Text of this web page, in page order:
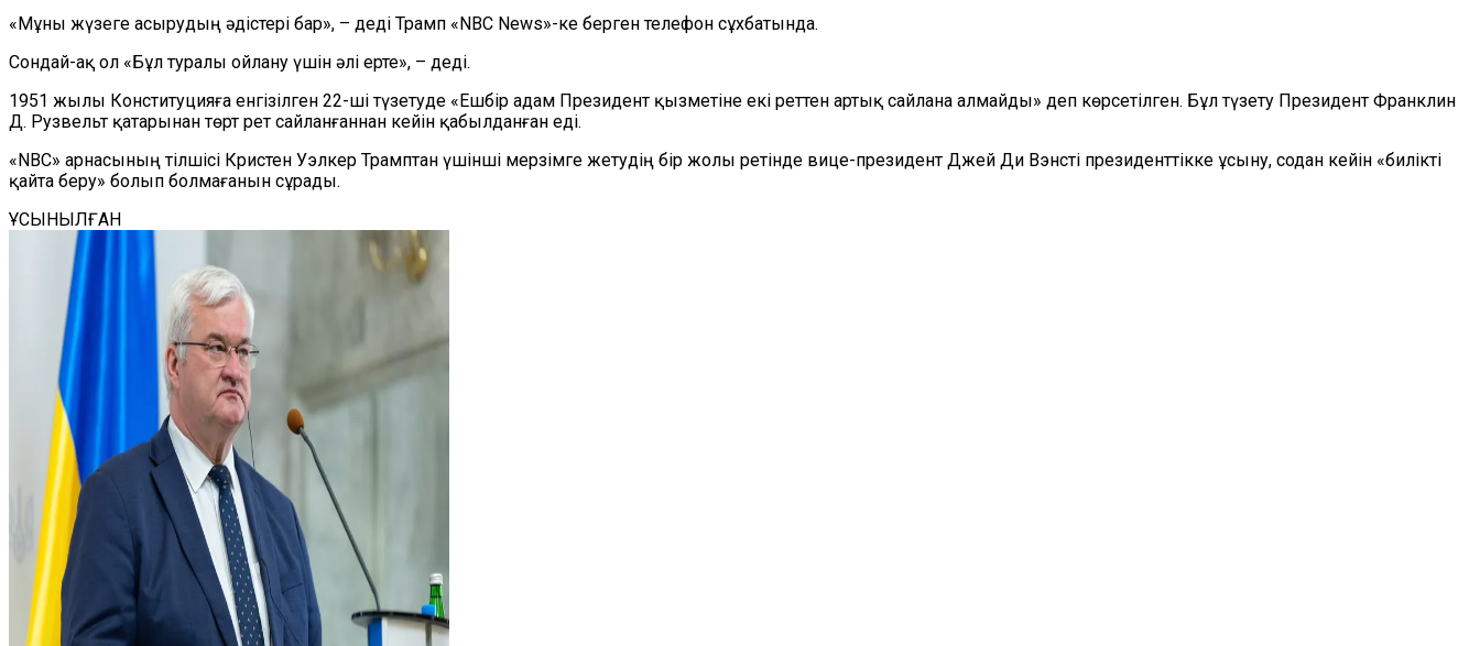
«Мұны жүзеге асырудың әдістері бар», – деді Трамп «NBC News»-ке берген телефон сұхбатында.
Сондай-ақ ол «Бұл туралы ойлану үшін әлі ерте», – деді.
1951 жылы Конституцияға енгізілген 22-ші түзетуде «Ешбір адам Президент қызметіне екі реттен артық сайлана алмайды» деп көрсетілген. Бұл түзету Президент Франклин
Д. Рузвельт қатарынан төрт рет сайланғаннан кейін қабылданған еді.
«NBC» арнасының тілшісі Кристен Уэлкер Трамптан үшінші мерзімге жетудің бір жолы ретінде вице-президент Джей Ди Вэнсті президенттікке ұсыну, содан кейін «билікті
қайта беру» болып болмағанын сұрады.
ҰСЫНЫЛҒАН